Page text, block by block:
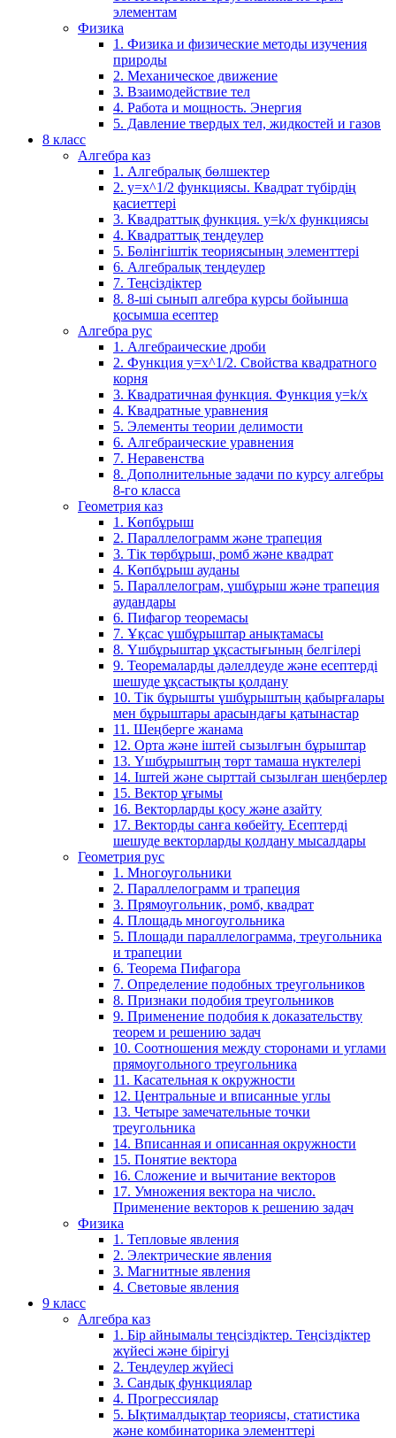
элементам
Физика
1. Физика и физические методы изучения
природы
2. Механическое движение
3. Взаимодействие тел
4. Работа и мощность. Энергия
5. Давление твердых тел, жидкостей и газов
8 класс
Алгебра каз
1. Алгебралық бөлшектер
2. у=х^1/2 функциясы. Квадрат түбірдің
қасиеттері
3. Квадраттық функция. у=k/x функциясы
4. Квадраттық теңдеулер
5. Бөлінгіштік теориясының элементтері
6. Алгебралық теңдеулер
7. Теңсіздіктер
8. 8-ші сынып алгебра курсы бойынша
қосымша есептер
Алгебра рус
1. Алгебраические дроби
2. Функция y=x^1/2. Свойства квадратного
корня
3. Квадратичная функция. Функция у=k/x
4. Квадратные уравнения
5. Элементы теории делимости
6. Алгебраические уравнения
7. Неравенства
8. Дополнительные задачи по курсу алгебры
8-го класса
Геометрия каз
1. Көпбұрыш
2. Параллелограмм және трапеция
3. Тік төрбұрыш, ромб және квадрат
4. Көпбұрыш ауданы
5. Параллелограм, үшбұрыш және трапеция
аудандары
6. Пифагор теоремасы
7. Ұқсас үшбұрыштар анықтамасы
8. Үшбұрыштар ұқсастығының белгілері
9. Теоремаларды дәлелдеуде және есептерді
шешуде ұқсастықты қолдану
10. Тік бұрышты үшбұрыштың қабырғалары
мен бұрыштары арасындағы қатынастар
11. Шеңберге жанама
12. Орта және іштей сызылғын бұрыштар
13. Үшбұрыштың төрт тамаша нүктелері
14. Іштей және сырттай сызылған шеңберлер
15. Вектор ұғымы
16. Векторларды қосу және азайту
17. Векторды санға көбейту. Есептерді
шешуде векторларды қолдану мысалдары
Геометрия рус
1. Многоугольники
2. Параллелограмм и трапеция
3. Прямоугольник, ромб, квадрат
4. Площадь многоугольника
5. Площади параллелограмма, треугольника
и трапеции
6. Теорема Пифагора
7. Определение подобных треугольников
8. Признаки подобия треугольников
9. Применение подобия к доказательству
теорем и решению задач
10. Соотношения между сторонами и углами
прямоугольного треугольника
11. Касательная к окружности
12. Центральные и вписанные углы
13. Четыре замечательные точки
треугольника
14. Вписанная и описанная окружности
15. Понятие вектора
16. Сложение и вычитание векторов
17. Умножения вектора на число.
Применение векторов к решению задач
Физика
1. Тепловые явления
2. Электрические явления
3. Магнитные явления
4. Световые явления
9 класс
Алгебра каз
1. Бір айнымалы теңсіздіктер. Теңсіздіктер
жүйесі және бірігуі
2. Теңдеулер жүйесі
3. Сандық функциялар
4. Прогрессиялар
5. Ықтималдықтар теориясы, статистика
және комбинаторика элементтері